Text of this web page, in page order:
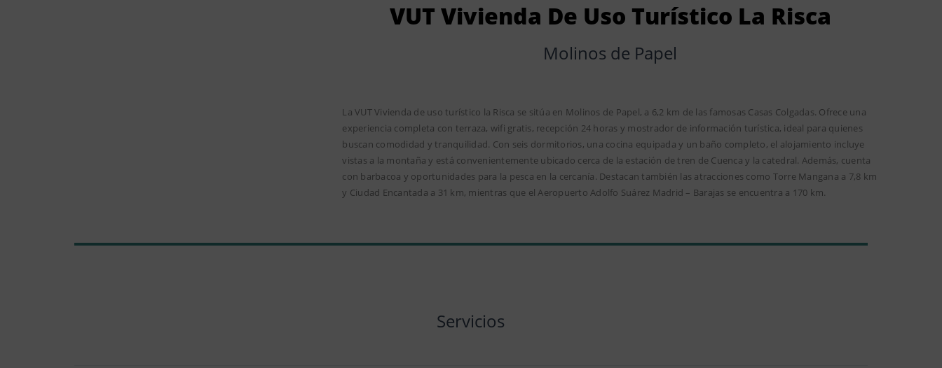
VUT Vivienda De Uso Turístico La Risca
Molinos de Papel
La VUT Vivienda de uso turístico la Risca se sitúa en Molinos de Papel, a 6,2 km de las famosas Casas Colgadas. Ofrece una
experiencia completa con terraza, wifi gratis, recepción 24 horas y mostrador de información turística, ideal para quienes
buscan comodidad y tranquilidad. Con seis dormitorios, una cocina equipada y un baño completo, el alojamiento incluye
vistas a la montaña y está convenientemente ubicado cerca de la estación de tren de Cuenca y la catedral. Además, cuenta
con barbacoa y oportunidades para la pesca en la cercanía. Destacan también las atracciones como Torre Mangana a 7,8 km
y Ciudad Encantada a 31 km, mientras que el Aeropuerto Adolfo Suárez Madrid – Barajas se encuentra a 170 km.
Servicios